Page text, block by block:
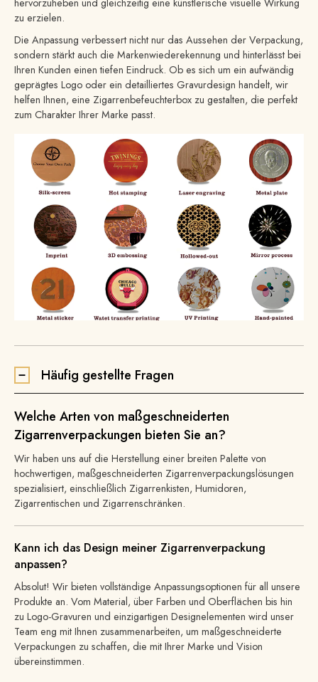
hervorzuheben und gleichzeitig eine künstlerische visuelle Wirkung
zu erzielen.
Die Anpassung verbessert nicht nur das Aussehen der Verpackung,
sondern stärkt auch die Markenwiederekennung und hinterlässt bei
Ihren Kunden einen tiefen Eindruck. Ob es sich um ein aufwändig
geprägtes Logo oder ein detailliertes Gravurdesign handelt, wir
helfen Ihnen, eine Zigarrenbefeuchterbox zu gestalten, die perfekt
zum Charakter Ihrer Marke passt.
Häufig gestellte Fragen
Welche Arten von maßgeschneiderten
Zigarrenverpackungen bieten Sie an?
Wir haben uns auf die Herstellung einer breiten Palette von
hochwertigen, maßgeschneiderten Zigarrenverpackungslösungen
spezialisiert, einschließlich Zigarrenkisten, Humidoren,
Zigarrentischen und Zigarrenschränken.
Kann ich das Design meiner Zigarrenverpackung
anpassen?
Absolut! Wir bieten vollständige Anpassungsoptionen für all unsere
Produkte an. Vom Material, über Farben und Oberflächen bis hin
zu Logo-Gravuren und einzigartigen Designelementen wird unser
Team eng mit Ihnen zusammenarbeiten, um maßgeschneiderte
Verpackungen zu schaffen, die mit Ihrer Marke und Vision
übereinstimmen.